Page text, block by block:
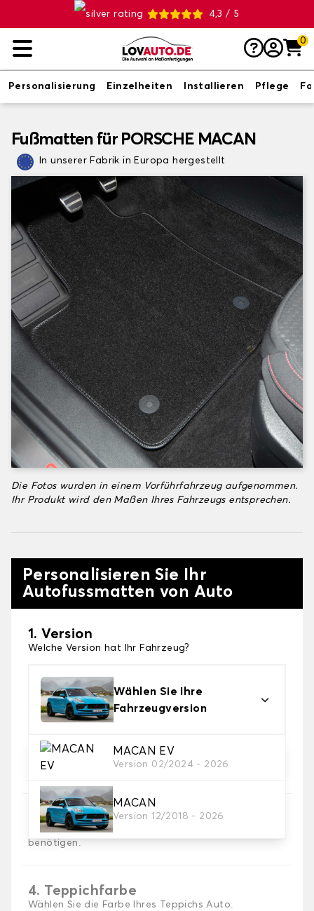
4,3 / 5
0
Personalisierung Einzelheiten Installieren Pflege
Fußmatten für PORSCHE MACAN
In unserer Fabrik in Europa hergestellt
Die Fotos wurden in einem Vorführfahrzeug aufgenommen.
Ihr Produkt wird den Maßen Ihres Fahrzeugs entsprechen.
Personalisieren Sie Ihr
Autofussmatten von Auto
1. Version
Welche Version hat Ihr Fahrzeug?
Wählen Sie Ihre
Fahrzeugversion
MACAN EV
Version 02/2024 - 2026
MACAN
Version 12/2018 - 2026
2. Material
Wählen Sie das Material Ihres Autofussmatten
3. Set-Auswahl
Wählen Sie die Anzahl der Automatten, die Sie
benötigen.
4. Teppichfarbe
Wählen Sie die Farbe Ihres Teppichs Auto.